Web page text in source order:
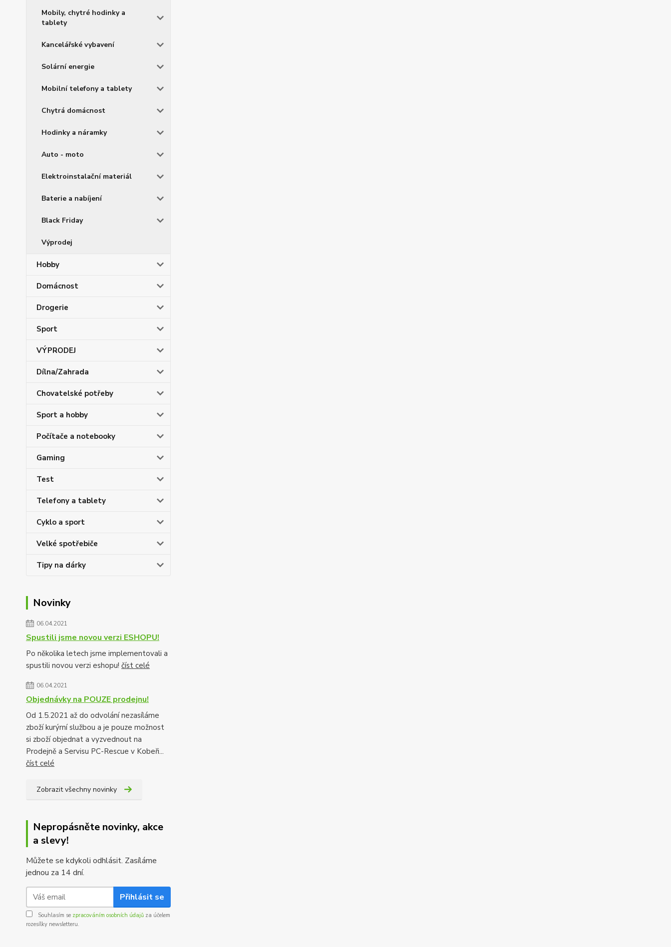
Mobily, chytré hodinky a
tablety
Kancelářské vybavení
Solární energie
Mobilní telefony a tablety
Chytrá domácnost
Hodinky a náramky
Auto - moto
Elektroinstalační materiál
Baterie a nabíjení
Black Friday
Výprodej
Hobby
Domácnost
Drogerie
Sport
VÝPRODEJ
Dílna/Zahrada
Chovatelské potřeby
Sport a hobby
Počítače a notebooky
Gaming
Test
Telefony a tablety
Cyklo a sport
Velké spotřebiče
Tipy na dárky
Novinky
06.04.2021
Spustili jsme novou verzi ESHOPU!
Po několika letech jsme implementovali a
spustili novou verzi eshopu! číst celé
06.04.2021
Objednávky na POUZE prodejnu!
Od 1.5.2021 až do odvolání nezasíláme
zboží kurýrní službou a je pouze možnost
si zboží objednat a vyzvednout na
Prodejně a Servisu PC-Rescue v Kobeři...
číst celé
Zobrazit všechny novinky
Nepropásněte novinky, akce
a slevy!
Můžete se kdykoli odhlásit. Zasíláme
jednou za 14 dní.
Přihlásit se
Souhlasím se zpracováním osobních údajů za účelem
rozesílky newsletteru.